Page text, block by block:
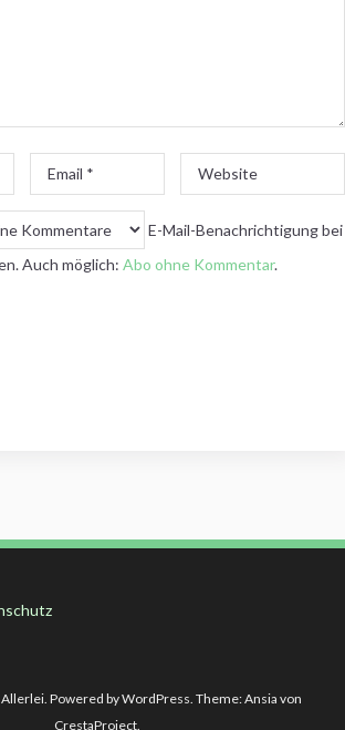
Email
*
Website
E-Mail-Benachrichtigung bei
Auch möglich: Abo ohne Kommentar.
Powered by WordPress. Theme: Ansia von
CrestaProject.